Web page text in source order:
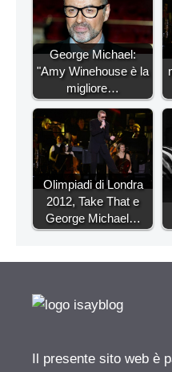
George Michael:
"Amy Winehouse è la
migliore…
Olimpiadi di Londra
2012, Take That e
George Michael…
Il presente sito web è